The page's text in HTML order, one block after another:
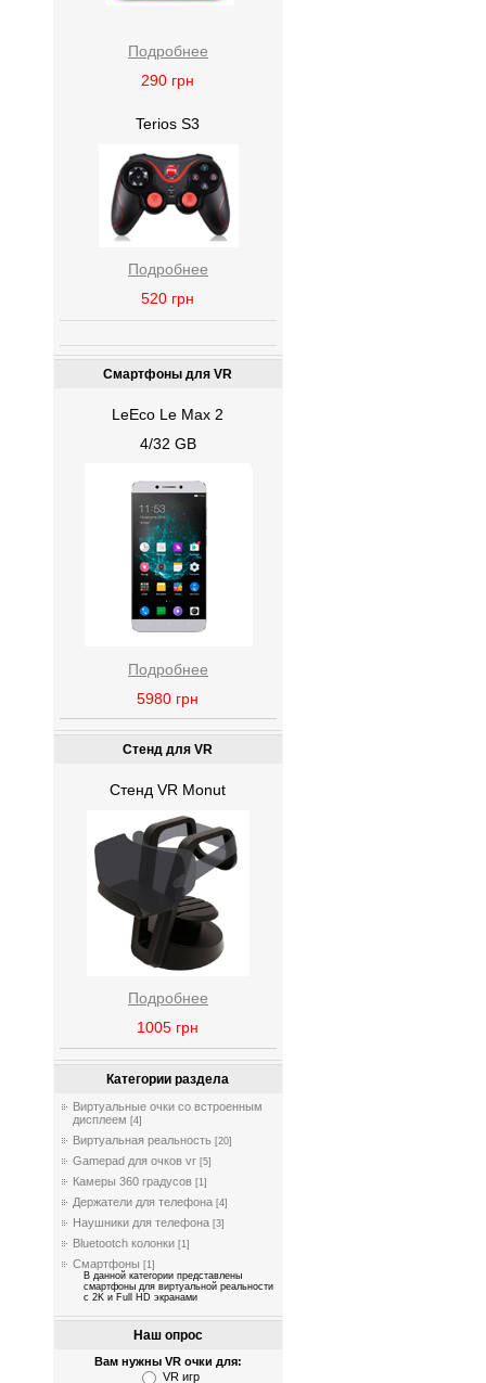
Подробнее
290 грн
Terios S3
Подробнее
520 грн
Смартфоны для VR
LeEco Le Max 2
4/32 GB
Подробнее
5980 грн
Стенд для VR
Стенд VR Monut
Подробнее
1005 грн
Категории раздела
Виртуальные очки со встроенным
дисплеем [4]
Виртуальная реальность [20]
Gamepad для очков vr [5]
Камеры 360 градусов [1]
Держатели для телефона [4]
Наушники для телефона [3]
Bluetootch колонки [1]
Смартфоны [1]
В данной категории представлены
смартфоны для виртуальной реальности
с 2K и Full HD экранами
Наш опрос
Вам нужны VR очки для:
VR игр